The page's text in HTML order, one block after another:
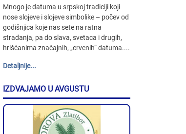
Mnogo je datuma u srpskoj tradiciji koji
nose slojeve i slojeve simbolike – počev od
godišnjica koje nas sete na ratna
stradanja, pa do slava, svetaca i drugih,
hrišćanima značajnih, „crvenih“ datuma....
Detaljnije...
IZDVAJAMO U AVGUSTU